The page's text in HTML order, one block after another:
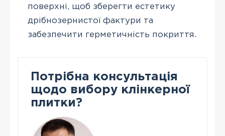
поверхні, щоб зберегти естетику
дрібнозернистої фактури та
забезпечити герметичність покриття.
Потрібна консультація
щодо вибору клінкерної
плитки?